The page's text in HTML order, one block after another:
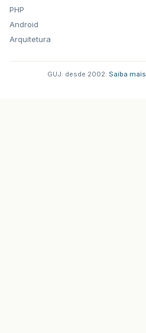
PHP
Android
Arquitetura
GUJ: desde 2002. Saiba mais